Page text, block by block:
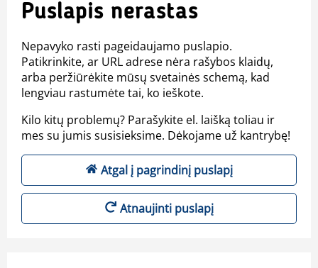
Puslapis nerastas
Nepavyko rasti pageidaujamo puslapio.
Patikrinkite, ar URL adrese nėra rašybos klaidų,
arba peržiūrėkite mūsų svetainės schemą, kad
lengviau rastumėte tai, ko ieškote.
Kilo kitų problemų? Parašykite el. laišką toliau ir
mes su jumis susisieksime. Dėkojame už kantrybę!
Atgal į pagrindinį puslapį
Atnaujinti puslapį